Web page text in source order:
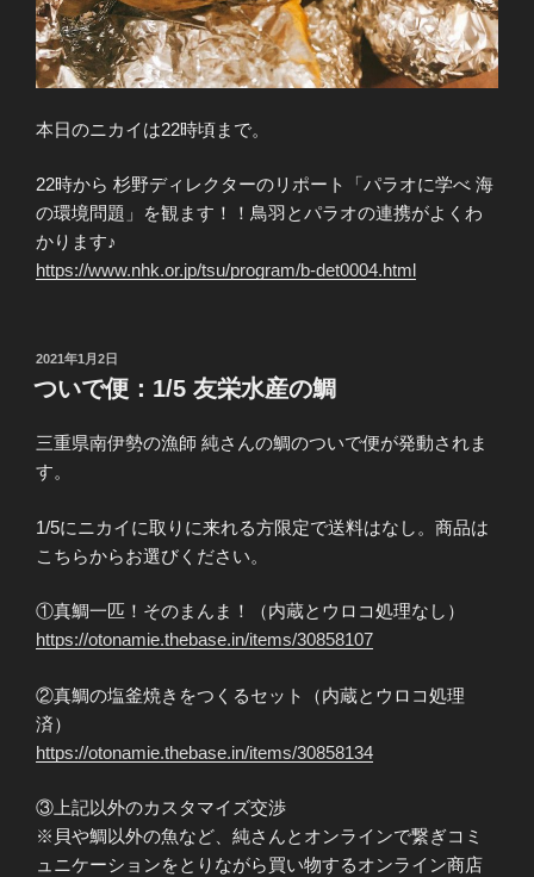
本日のニカイは22時頃まで。
22時から 杉野ディレクターのリポート「パラオに学べ 海
の環境問題」を観ます！！鳥羽とパラオの連携がよくわ
かります♪
https://www.nhk.or.jp/tsu/program/b-det0004.html
投
稿
日:
2021年1月2日
ついで便：1/5 友栄水産の鯛
三重県南伊勢の漁師 純さんの鯛のついで便が発動されま
す。
1/5にニカイに取りに来れる方限定で送料はなし。商品は
こちらからお選びください。
①真鯛一匹！そのまんま！（内蔵とウロコ処理なし）
https://otonamie.thebase.in/items/30858107
②真鯛の塩釜焼きをつくるセット（内蔵とウロコ処理
済）
https://otonamie.thebase.in/items/30858134
③上記以外のカスタマイズ交渉
※貝や鯛以外の魚など、純さんとオンラインで繋ぎコミ
ュニケーションをとりながら買い物するオンライン商店